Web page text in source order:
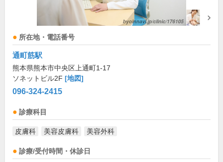
所在地・電話番号
通町筋駅
熊本県熊本市中央区上通町1-17
ソネットビル2F [地図]
096-324-2415
診療科目
皮膚科 美容皮膚科 美容外科
診療/受付時間・休診日